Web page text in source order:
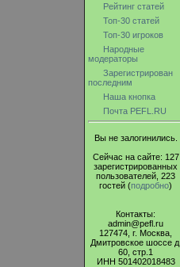
Рейтинг статей
Топ-30 статей
Топ-30 игроков
Народные
модераторы
Зарегистрирован
последним
Наша кнопка
Почта PEFL.RU
Вы не залогинились.
Сейчас на сайте: 127
зарегистрированных
пользователей, 223
гостей (подробно)
Контакты:
admin@pefl.ru
127474, г. Москва,
Дмитровское шоссе д.
60, стр.1
ИНН 501402018483